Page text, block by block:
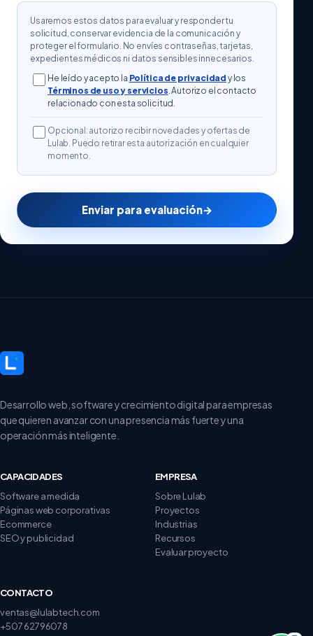
Usaremos estos datos para evaluar y responder tu
solicitud, conservar evidencia de la comunicación y
proteger el formulario. No envíes contraseñas, tarjetas,
expedientes médicos ni datos sensibles innecesarios.
He leído y acepto la Política de privacidad y los
Términos de uso y servicios . Autorizo el contacto
relacionado con esta solicitud.
Opcional: autorizo recibir novedades y ofertas de
Lulab. Puedo retirar esta autorización en cualquier
momento.
Enviar para evaluación→
Desarrollo web, software y crecimiento digital para empresas
que quieren avanzar con una presencia más fuerte y una
operación más inteligente.
CAPACIDADES
Software a medida
Páginas web corporativas
Ecommerce
SEO y publicidad
EMPRESA
Sobre Lulab
Proyectos
Industrias
Recursos
Evaluar proyecto
CONTACTO
ventas@lulabtech.com
+507 62796078